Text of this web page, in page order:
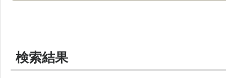
検索結果